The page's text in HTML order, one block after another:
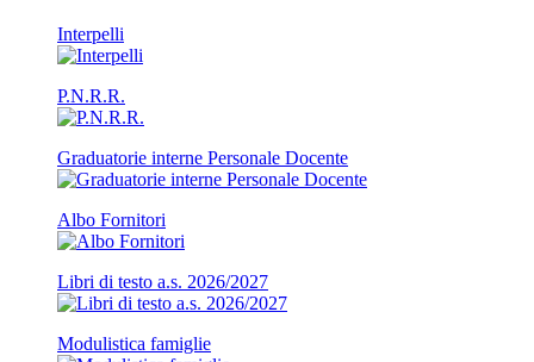
Interpelli
P.N.R.R.
Graduatorie interne Personale Docente
Albo Fornitori
Libri di testo a.s. 2026/2027
Modulistica famiglie